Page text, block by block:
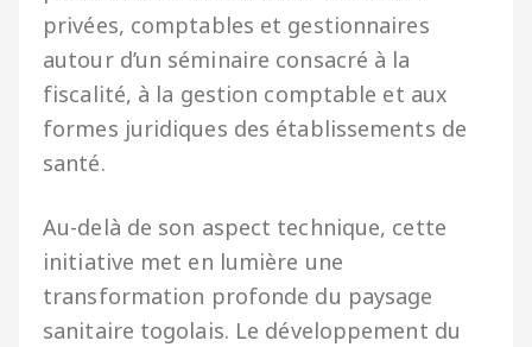
privées, comptables et gestionnaires
autour d’un séminaire consacré à la
fiscalité, à la gestion comptable et aux
formes juridiques des établissements de
santé.
Au-delà de son aspect technique, cette
initiative met en lumière une
transformation profonde du paysage
sanitaire togolais. Le développement du